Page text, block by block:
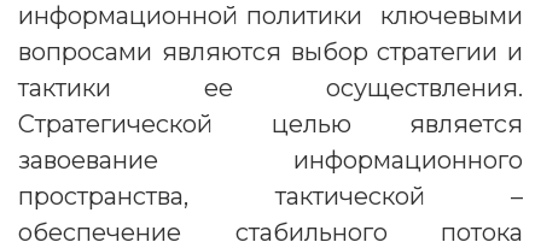
информационной политики ключевыми
вопросами являются выбор стратегии и
тактики ее осуществления.
Стратегической целью является
завоевание информационного
пространства, тактической –
обеспечение стабильного потока